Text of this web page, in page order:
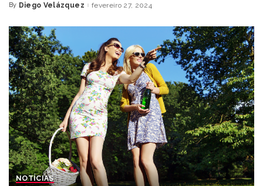
Posted
By Diego Velázquez fevereiro 27, 2024
NOTÍCIAS